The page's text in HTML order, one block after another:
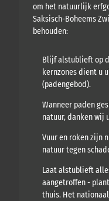
om het natuurlijk
Saksisch-Boheems
behouden:
Blijf alstublieft op
kernzones dient u
(padengebod).
Wanneer paden
natuur, danken wij
Vuur en roken zijn
natuur tegen
Laat alstublieft
aangetroffen -
thuis. Het